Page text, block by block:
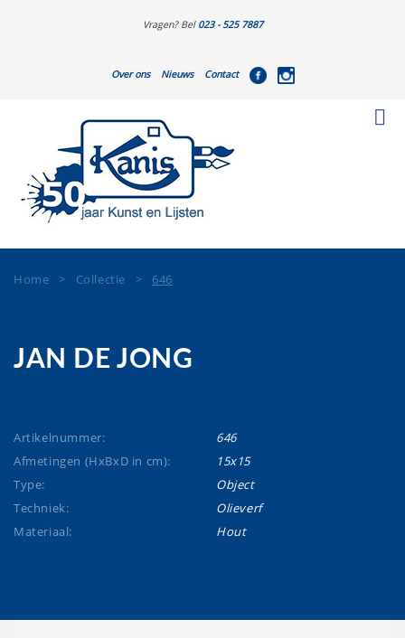
Vragen? Bel 023 - 525 7887
Over ons Nieuws Contact
Home > Collectie > 646
JAN DE JONG
Artikelnummer:
646
Afmetingen (HxBxD in cm):
15x15
Type:
Object
Techniek:
Olieverf
Materiaal:
Hout